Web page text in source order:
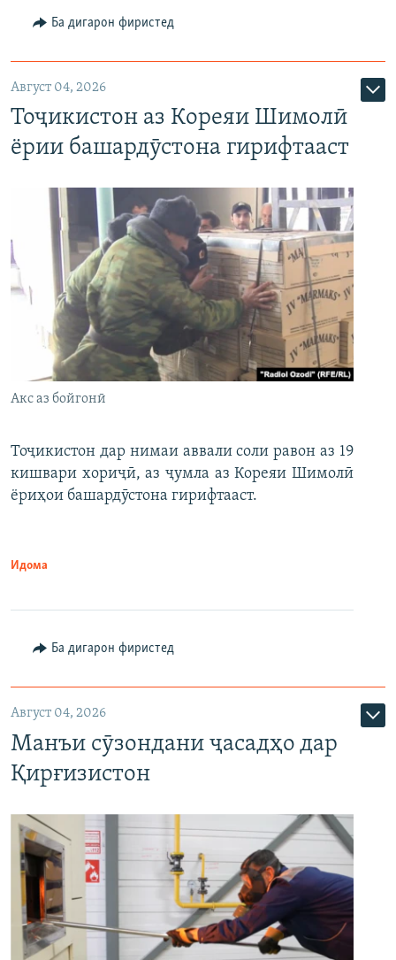
Ба дигарон фиристед
Август 04, 2026
Тоҷикистон аз Кореяи Шимолӣ
ёрии башардӯстона гирифтааст
Акс аз бойгонӣ
Тоҷикистон дар нимаи аввали соли равон аз 19
кишвари хориҷӣ, аз ҷумла аз Кореяи Шимолӣ
ёриҳои башардӯстона гирифтааст.
Идома
Ба дигарон фиристед
Август 04, 2026
Манъи сӯзондани ҷасадҳо дар
Қирғизистон